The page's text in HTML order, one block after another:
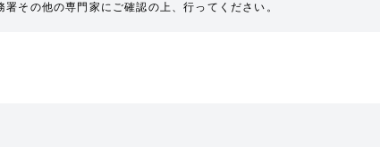
署その他の専門家にご確認の上、行ってください。